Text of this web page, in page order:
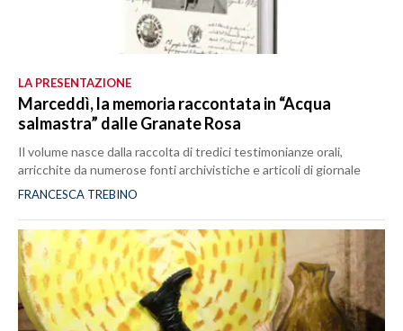
LA PRESENTAZIONE
Marceddì, la memoria raccontata in “Acqua
salmastra” dalle Granate Rosa
Il volume nasce dalla raccolta di tredici testimonianze orali,
arricchite da numerose fonti archivistiche e articoli di giornale
FRANCESCA TREBINO